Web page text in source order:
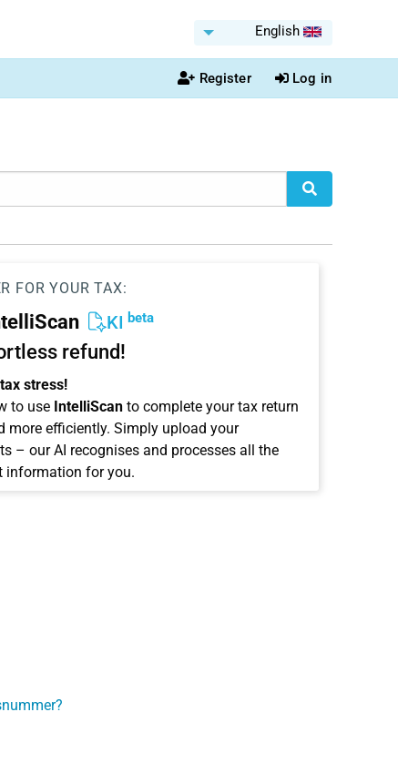
English
Register Log in
FOR YOUR TAX:
KI beta
refund!
stress!
to use IntelliScanto complete your tax return
more efficiently. Simply upload your
– our AI recognises and processes all the
information for you.